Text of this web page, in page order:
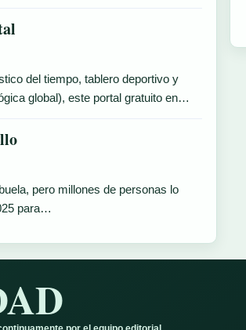
del tiempo, tablero deportivo y
global), este portal gratuito en…
pero millones de personas lo
para…